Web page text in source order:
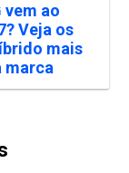
vem ao
Veja os
mais
marca